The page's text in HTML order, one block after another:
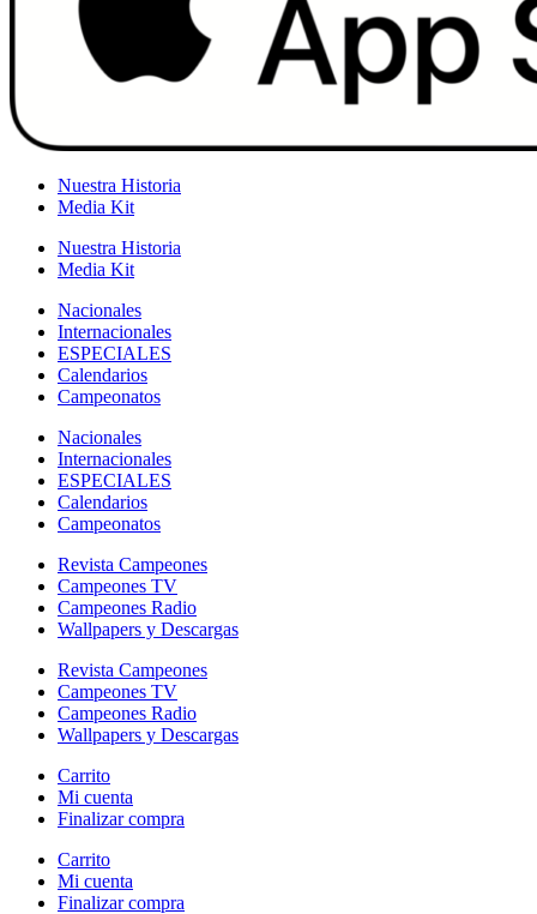
Nuestra Historia
Media Kit
Nuestra Historia
Media Kit
Nacionales
Internacionales
ESPECIALES
Calendarios
Campeonatos
Nacionales
Internacionales
ESPECIALES
Calendarios
Campeonatos
Revista Campeones
Campeones TV
Campeones Radio
Wallpapers y Descargas
Revista Campeones
Campeones TV
Campeones Radio
Wallpapers y Descargas
Carrito
Mi cuenta
Finalizar compra
Carrito
Mi cuenta
Finalizar compra